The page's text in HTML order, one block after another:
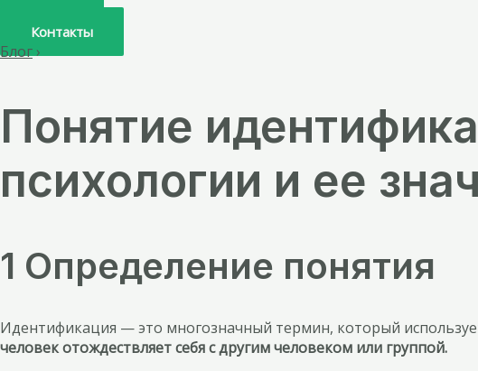
Контакты
Блог›
Понятие
психологии и ее
1 Определение понятия
Идентификация — это многозначный термин, который
человек отождествляет себя с другим человеком или группой.